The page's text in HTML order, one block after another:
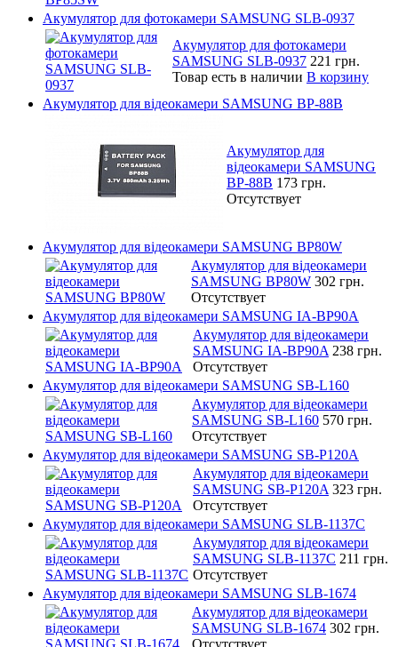
Акумулятор для фотокамери SAMSUNG SLB-0937
Акумулятор для фотокамери
SAMSUNG SLB-0937 221 грн.
Товар есть в наличии В корзину
Акумулятор для відеокамери SAMSUNG BP-88B
Акумулятор для
відеокамери SAMSUNG
BP-88B 173 грн.
Отсутствует
Акумулятор для відеокамери SAMSUNG BP80W
Акумулятор для відеокамери
SAMSUNG BP80W 302 грн.
Отсутствует
Акумулятор для відеокамери SAMSUNG IA-BP90A
Акумулятор для відеокамери
SAMSUNG IA-BP90A 238 грн.
Отсутствует
Акумулятор для відеокамери SAMSUNG SB-L160
Акумулятор для відеокамери
SAMSUNG SB-L160 570 грн.
Отсутствует
Акумулятор для відеокамери SAMSUNG SB-P120A
Акумулятор для відеокамери
SAMSUNG SB-P120A 323 грн.
Отсутствует
Акумулятор для відеокамери SAMSUNG SLB-1137C
Акумулятор для відеокамери
SAMSUNG SLB-1137C 211 грн.
Отсутствует
Акумулятор для відеокамери SAMSUNG SLB-1674
Акумулятор для відеокамери
SAMSUNG SLB-1674 302 грн.
Отсутствует